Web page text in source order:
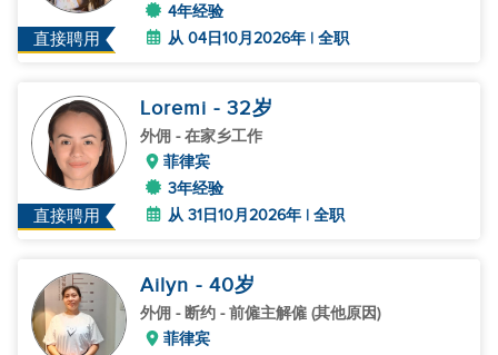
直接聘用
4年经验
从 04日10月2026年 | 全职
直接聘用
Loremi - 32岁
外佣 - 在家乡工作
菲律宾
3年经验
从 31日10月2026年 | 全职
Ailyn - 40岁
外佣 - 断约 - 前僱主解僱 (其他原因)
菲律宾